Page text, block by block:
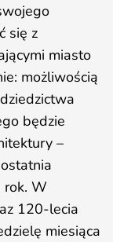
się z
miasto
możliwością
będzie
–
W
120-lecia
miesiąca